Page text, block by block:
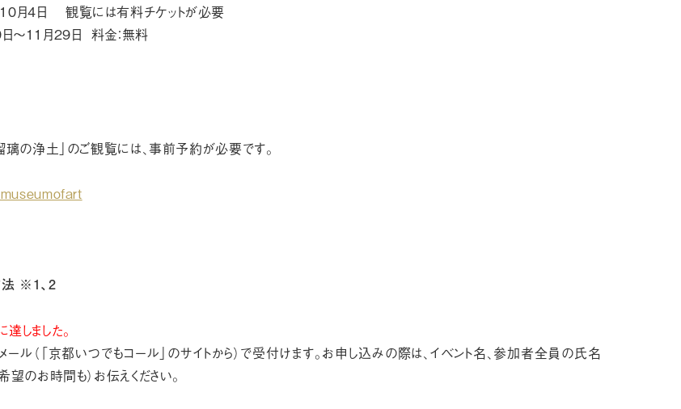
10月4日 観覧には有料チケットが必要
日〜11月29日 料金：無料
璃の浄土」のご観覧には、事前予約が必要です。
法 ※1、2
しました。
ル（「京都いつでもコール」のサイトから）で受付けます。お申し込みの際は、イベント名、参加者全員の氏名
のお時間も）お伝えください。